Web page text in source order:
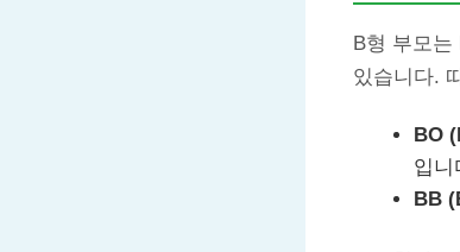
B형 부모
있습니다.
BO
입니
BB